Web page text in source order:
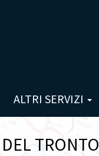
ALTRI SERVIZI
TRONTO